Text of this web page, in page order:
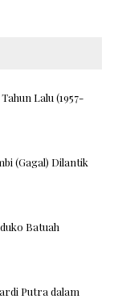
Lalu (1957-
(Gagal) Dilantik
Batuah
Putra dalam